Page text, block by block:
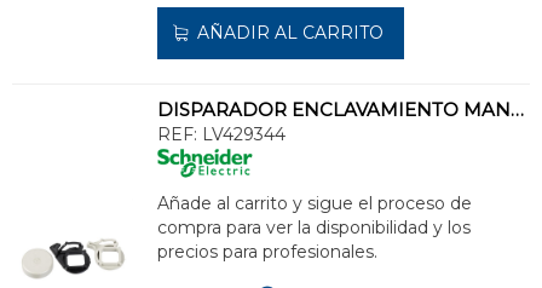
AÑADIR AL CARRITO
DISPARADOR ENCLAVAMIENTO MANDO ROTATIVO NSX100-250
REF: LV429344
Añade al carrito y sigue el proceso de
compra para ver la disponibilidad y los
precios para profesionales.